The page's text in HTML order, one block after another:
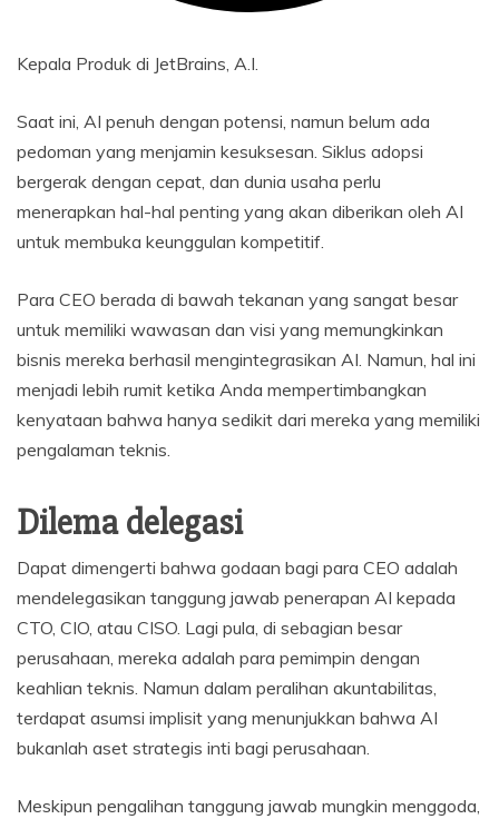
Kepala Produk di JetBrains, A.I.
Saat ini, AI penuh dengan potensi, namun belum ada
pedoman yang menjamin kesuksesan. Siklus adopsi
bergerak dengan cepat, dan dunia usaha perlu
menerapkan hal-hal penting yang akan diberikan oleh AI
untuk membuka keunggulan kompetitif.
Para CEO berada di bawah tekanan yang sangat besar
untuk memiliki wawasan dan visi yang memungkinkan
bisnis mereka berhasil mengintegrasikan AI. Namun, hal ini
menjadi lebih rumit ketika Anda mempertimbangkan
kenyataan bahwa hanya sedikit dari mereka yang memiliki
pengalaman teknis.
Dilema delegasi
Dapat dimengerti bahwa godaan bagi para CEO adalah
mendelegasikan tanggung jawab penerapan AI kepada
CTO, CIO, atau CISO. Lagi pula, di sebagian besar
perusahaan, mereka adalah para pemimpin dengan
keahlian teknis. Namun dalam peralihan akuntabilitas,
terdapat asumsi implisit yang menunjukkan bahwa AI
bukanlah aset strategis inti bagi perusahaan.
Meskipun pengalihan tanggung jawab mungkin menggoda,